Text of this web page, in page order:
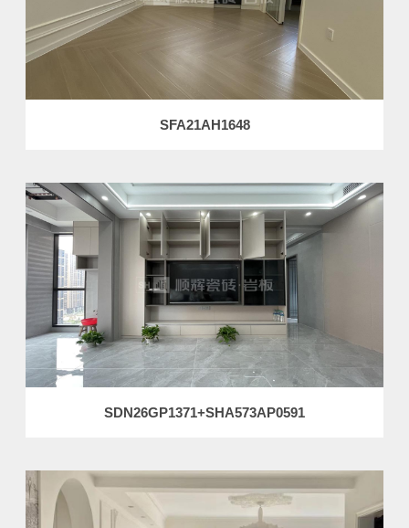
SFA21AH1648
SDN26GP1371+SHA573AP0591